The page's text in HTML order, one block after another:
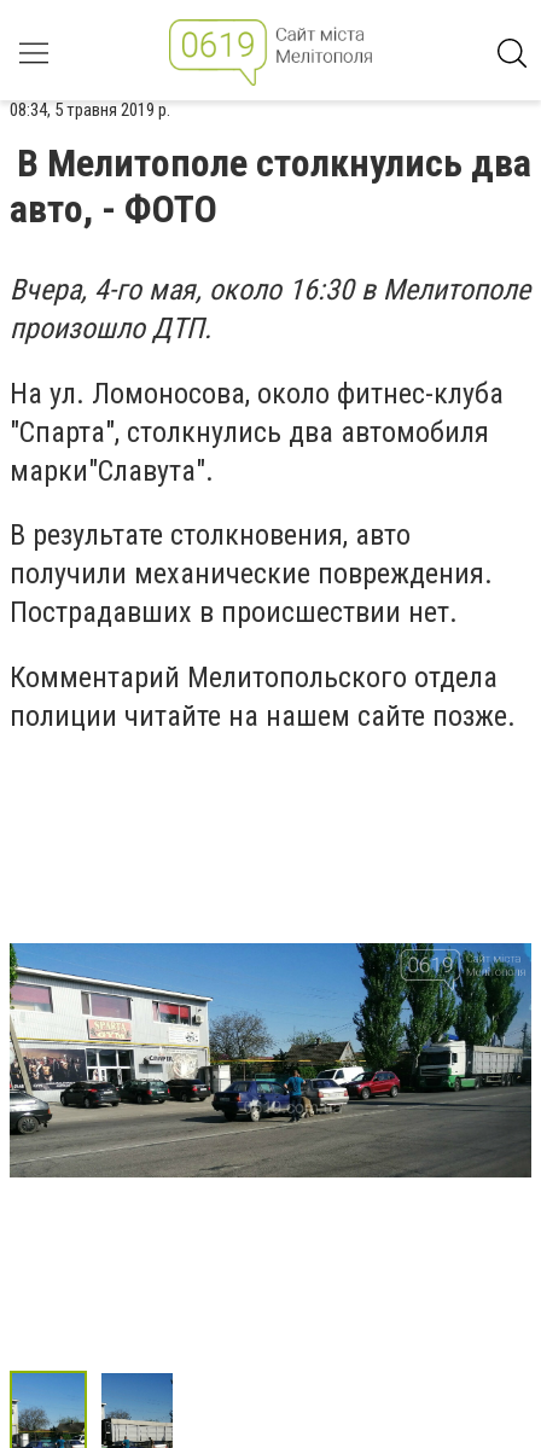
08:34, 5 травня 2019 р.
В Мелитополе столкнулись два
авто, - ФОТО
Вчера, 4-го мая, около 16:30 в Мелитополе
произошло ДТП.
На ул. Ломоносова, около фитнес-клуба
"Спарта", столкнулись два автомобиля
марки"Славута".
В результате столкновения, авто
получили механические повреждения.
Пострадавших в происшествии нет.
Комментарий Мелитопольского отдела
полиции читайте на нашем сайте позже.